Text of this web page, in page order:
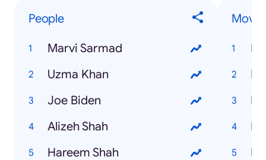
People
Marvi Sarmad
Uzma Khan
Joe Biden
Alizeh Shah
Hareem Shah